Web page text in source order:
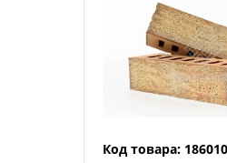
Код товара: